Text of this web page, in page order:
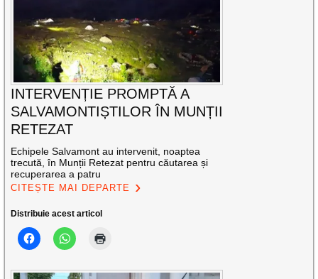
INTERVENȚIE PROMPTĂ A
SALVAMONTIȘTILOR ÎN MUNȚII
RETEZAT
Echipele Salvamont au intervenit, noaptea
trecută, în Munții Retezat pentru căutarea și
recuperarea a patru
CITEȘTE MAI DEPARTE
Distribuie acest articol